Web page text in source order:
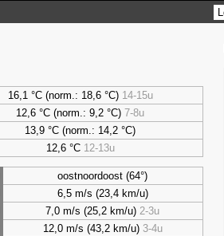
16,1 °C (norm.: 18,6 °C) 14-15u
12,6 °C (norm.: 9,2 °C)7-8u
13,9 °C (norm.: 14,2 °C)
12,6 °C 12-13u
oostnoordoost (64°)
6,5 m/s (23,4 km/u)
7,0 m/s (25,2 km/u) 2-3u
12,0 m/s (43,2 km/u) 3-4u